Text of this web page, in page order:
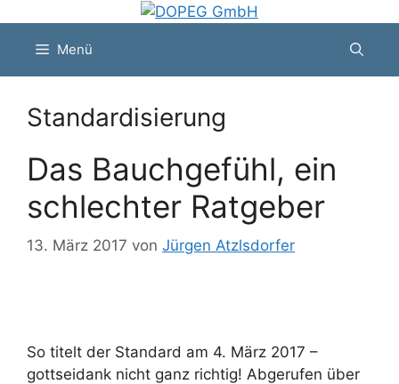
springenMenü
Standardisierung
Das Bauchgefühl, ein
schlechter Ratgeber
13. März 2017 von Jürgen Atzlsdorfer
So titelt der Standard am 4. März 2017 –
gottseidank nicht ganz richtig! Abgerufen über